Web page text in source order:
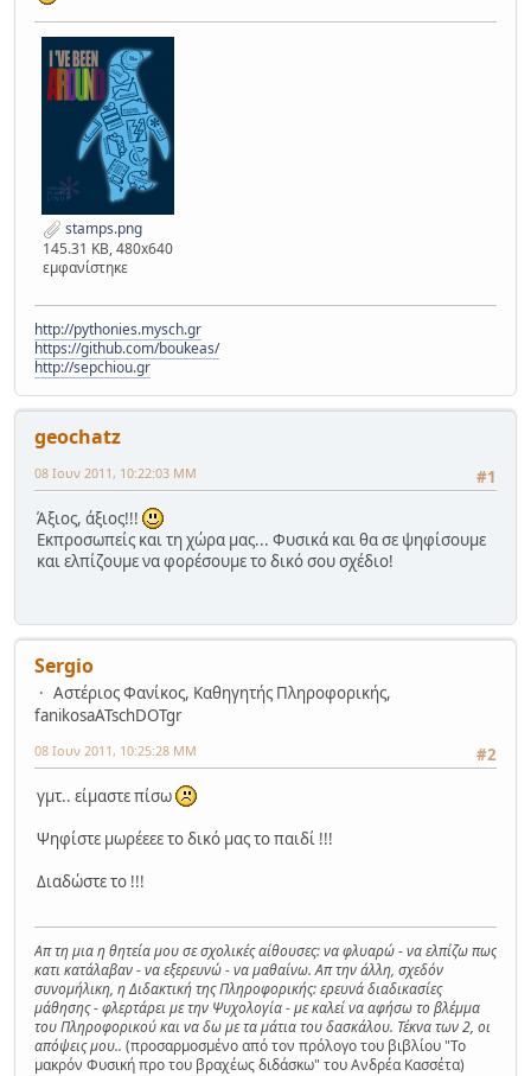
stamps.png
145.31 KB, 480x640
εμφανίστηκε
http://pythonies.mysch.gr
https://github.com/boukeas/
http://sepchiou.gr
geochatz
#1
08 Ιουν 2011, 10:22:03 ΜΜ
Άξιος, άξιος!!!
Εκπροσωπείς και τη χώρα μας... Φυσικά και θα σε ψηφίσουμε
και ελπίζουμε να φορέσουμε το δικό σου σχέδιο!
Sergio
Αστέριος Φανίκος, Καθηγητής Πληροφορικής,
fanikosaATschDOTgr
#2
08 Ιουν 2011, 10:25:28 ΜΜ
γμτ.. είμαστε πίσω
Ψηφίστε μωρέεεε το δικό μας το παιδί !!!
Διαδώστε το !!!
Απ τη μια η θητεία μου σε σχολικές αίθουσες: να φλυαρώ - να ελπίζω πως
κατι κατάλαβαν - να εξερευνώ - να μαθαίνω. Απ την άλλη, σχεδόν
συνομήλικη, η Διδακτική της Πληροφορικής: ερευνά διαδικασίες
μάθησης - φλερτάρει με την Ψυχολογία - με καλεί να αφήσω το βλέμμα
του Πληροφορικού και να δω με τα μάτια του δασκάλου. Τέκνα των 2, οι
απόψεις μου.. (προσαρμοσμένο από τον πρόλογο του βιβλίου "Το
μακρόν Φυσική προ του βραχέως διδάσκω" του Ανδρέα Κασσέτα)